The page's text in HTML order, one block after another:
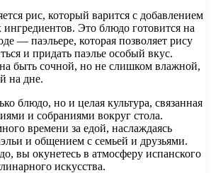
рис, который варится с добавлением
Это блюдо готовится на
— паэльере, которая позволяет рису
и придать паэлье особый вкус.
быть сочной, но не слишком влажной,
на дне.
блюдо, но и целая культура, связанная
и собраниями вокруг стола.
времени за едой, наслаждаясь
и общением с семьей и друзьями.
вы окунетесь в атмосферу испанского
искусства.